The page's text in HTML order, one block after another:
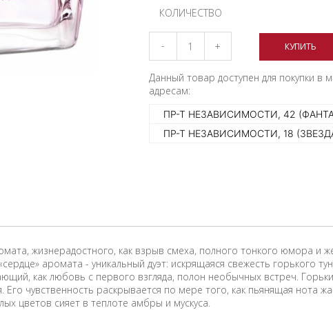
КОЛИЧЕСТВО
- + КУПИТЬ
Данный товар доступен для покупки в
адресам:
ПР-Т НЕЗАВИСИМОСТИ, 42
ПР-Т НЕЗАВИСИМОСТИ, 18
жизнерадостного, как взрыв смеха, полного тонкого юмора и
аромата - уникальный дуэт: искрящаяся свежесть горького
как любовь с первого взгляда, полон необычных встреч.
чувственность раскрывается по мере того, как пьянящая нота
цветов сияет в теплоте амбры и мускуса.